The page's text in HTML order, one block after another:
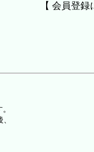
【 会員登録